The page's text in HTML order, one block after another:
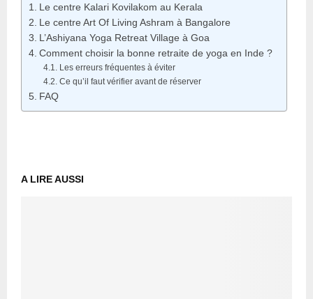
Le centre Kalari Kovilakom au Kerala
Le centre Art Of Living Ashram à Bangalore
L’Ashiyana Yoga Retreat Village à Goa
Comment choisir la bonne retraite de yoga en Inde ?
Les erreurs fréquentes à éviter
Ce qu’il faut vérifier avant de réserver
FAQ
A LIRE AUSSI